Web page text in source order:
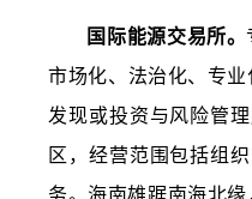
国际能源交易所。
市场化、法治化、专
发现或投资与风险管
区，经营范围包括组